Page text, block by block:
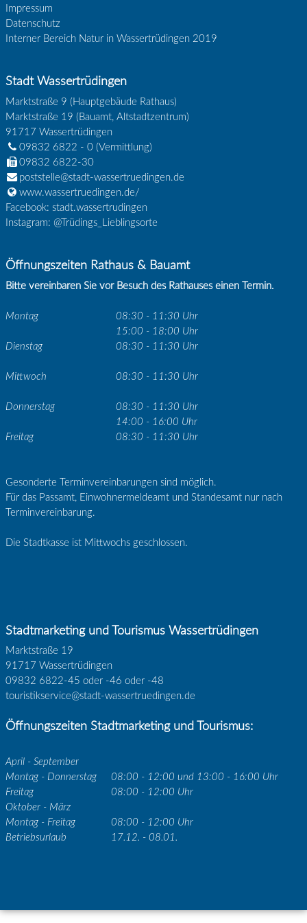
Impressum
Datenschutz
Interner Bereich Natur in Wassertrüdingen 2019
Stadt Wassertrüdingen
Marktstraße 9 (Hauptgebäude Rathaus)
Marktstraße 19 (Bauamt, Altstadtzentrum)
91717 Wassertrüdingen
09832 6822 - 0(Vermittlung)
09832 6822-30
poststelle@stadt-wassertruedingen.de
www.wassertruedingen.de/
Facebook: stadt.wassertrudingen
Instagram: @Trüdings_Lieblingsorte
Öffnungszeiten Rathaus & Bauamt
Bitte vereinbaren Sie vor Besuch des Rathauses einen Termin.
Montag
08:30 - 11:30 Uhr
15:00 - 18:00 Uhr
Dienstag
08:30 - 11:30 Uhr
Mittwoch 08:30 - 11:30 Uhr
Donnerstag
08:30 - 11:30 Uhr
14:00 - 16:00 Uhr
Freitag
08:30 - 11:30 Uhr
Gesonderte Terminvereinbarungen sind möglich.
Für das Passamt, Einwohnermeldeamt und Standesamt nur nach
Terminvereinbarung.
Die Stadtkasse ist Mittwochs geschlossen.
Stadtmarketing und Tourismus Wassertrüdingen
Marktstraße 19
91717 Wassertrüdingen
09832 6822-45 oder -46 oder -48
touristikservice@stadt-wassertruedingen.de
Öffnungszeiten Stadtmarketing und Tourismus:
April - September
Montag - Donnerstag
08:00 - 12:00 und 13:00 - 16:00 Uhr
Freitag
08:00 - 12:00 Uhr
Oktober - März
Montag - Freitag
08:00 - 12:00 Uhr
Betriebsurlaub
17.12. - 08.01.